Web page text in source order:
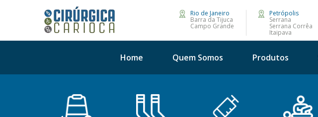
Rio de Janeiro
Barra da Tijuca
Campo Grande
Petrópolis
Serrana
Serrana Corrêa
Itaipava
Home Quem Somos Produtos